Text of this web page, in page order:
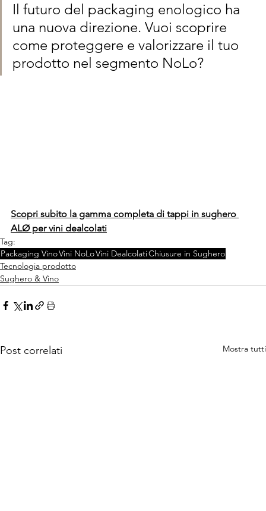
Il futuro del packaging enologico ha
una nuova direzione. Vuoi scoprire
come proteggere e valorizzare il tuo
prodotto nel segmento NoLo?
Scopri subito la gamma completa di tappi in sughero
ALØ per vini dealcolati
Tag:
Packaging VinoVini NoLoVini DealcolatiChiusure in Sughero
Tecnologia prodotto
Sughero & Vino
Post correlati Mostra tutti